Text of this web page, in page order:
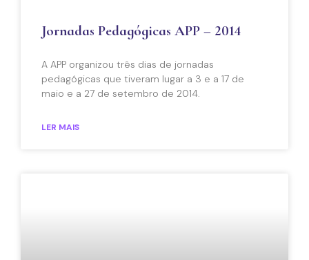
Jornadas Pedagógicas APP – 2014
A APP organizou três dias de jornadas
pedagógicas que tiveram lugar a 3 e a 17 de
maio e a 27 de setembro de 2014.
LER MAIS